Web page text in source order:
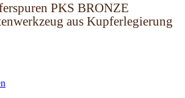
PKS BRONZE
aus Kupferlegierung